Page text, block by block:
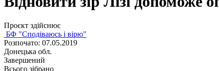
Проєкт здійснює
БФ "Сподіваюсь і вірю"
Розпочато: 07.05.2019
Донецька обл.
Завершений
Всього зібрано